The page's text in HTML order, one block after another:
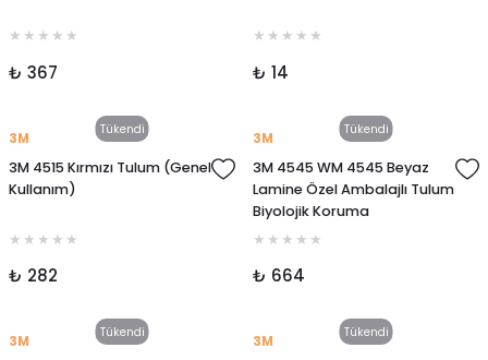
₺ 367 ₺ 14
Tükendi
3M
3M 4515 Kırmızı Tulum (Genel
Kullanım)
₺ 282
Tükendi
3M
3M 4545 WM 4545 Beyaz
Lamine Özel Ambalajlı Tulum
Biyolojik Koruma
₺ 664
Tükendi
3M
Tükendi
3M